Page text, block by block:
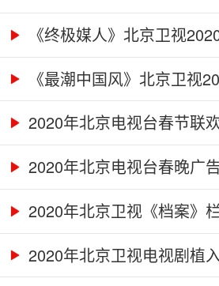
《终极媒人》北京卫视
《最潮中国风》北京卫视
2020年北京电视台春节联
2020年北京电视台春晚广
2020年北京卫视《档案》
2020年北京卫视电视剧植